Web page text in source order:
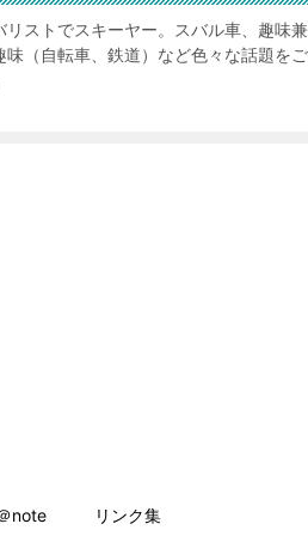
リストでスキーヤー。スバル車、趣味
味（自転車、鉄道）など色々な話題を
note リンク集